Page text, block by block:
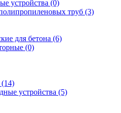
устройства (0)
труб (3)
для бетона (6)
(0)
(14)
устройства (5)